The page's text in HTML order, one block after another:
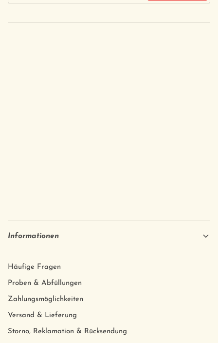
Informationen
Häufige Fragen
Proben & Abfüllungen
Zahlungsmöglichkeiten
Versand & Lieferung
Storno, Reklamation & Rücksendung